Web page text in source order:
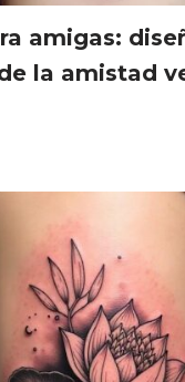
amigas:
la amistad